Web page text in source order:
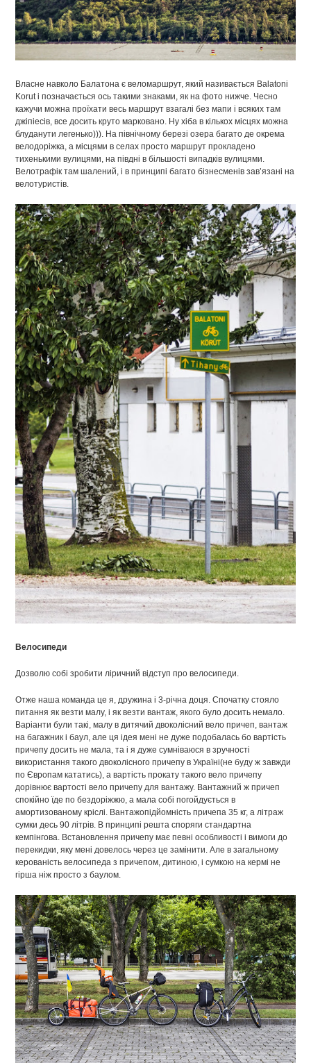
Власне навколо Балатона є веломаршрут, який називається Balatoni
Korut і позначається ось такими знаками, як на фото нижче. Чесно
кажучи можна проїхати весь маршрут взагалі без мапи і всяких там
джіпіесів, все досить круто марковано. Ну хіба в кількох місцях можна
блуданути легенько))). На північному березі озера багато де окрема
велодоріжка, а місцями в селах просто маршрут прокладено
тихенькими вулицями, на півдні в більшості випадків вулицями.
Велотрафік там шалений, і в принципі багато бізнесменів зав’язані на
велотуристів.
Велосипеди
Дозволю собі зробити ліричний відступ про велосипеди.
Отже наша команда це я, дружина і 3-річна доця. Спочатку стояло
питання як везти малу, і як везти вантаж, якого було досить немало.
Варіанти були такі, малу в дитячий двоколісний вело причеп, вантаж
на багажник і баул, але ця ідея мені не дуже подобалась бо вартість
причепу досить не мала, та і я дуже сумніваюся в зручності
використання такого двоколісного причепу в Україні(не буду ж завжди
по Європам кататись), а вартість прокату такого вело причепу
дорівнює вартості вело причепу для вантажу. Вантажний ж причеп
спокійно їде по бездоріжжю, а мала собі погойдується в
амортизованому кріслі. Вантажопідйомність причепа 35 кг, а літраж
сумки десь 90 літрів. В принципі решта споряги стандартна
кемпінгова. Встановлення причепу має певні особливості і вимоги до
перекидки, яку мені довелось через це замінити. Але в загальному
керованість велосипеда з причепом, дитиною, і сумкою на кермі не
гірша ніж просто з баулом.